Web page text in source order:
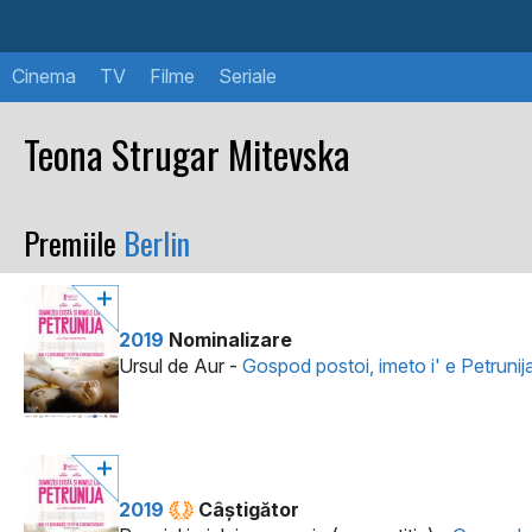
Cinema TV Filme Seriale
Teona Strugar Mitevska
Premiile Berlin
2019 Nominalizare
Ursul de Aur - Gospod postoi, imeto i' e
2019
Câştigător